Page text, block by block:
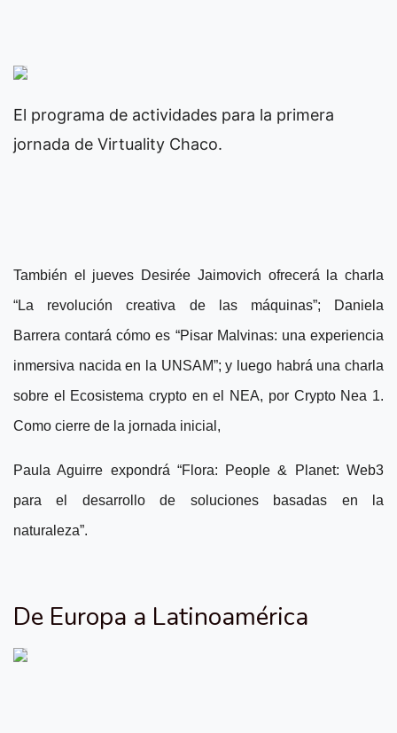
El programa de actividades para la primera
jornada de Virtuality Chaco.
También el jueves Desirée Jaimovich ofrecerá la charla
“La revolución creativa de las máquinas”; Daniela
Barrera contará cómo es “Pisar Malvinas: una experiencia
inmersiva nacida en la UNSAM”; y luego habrá una charla
sobre el Ecosistema crypto en el NEA, por Crypto Nea 1.
Como cierre de la jornada inicial,
Paula Aguirre expondrá “Flora: People & Planet: Web3
para el desarrollo de soluciones basadas en la
naturaleza”.
De Europa a Latinoamérica